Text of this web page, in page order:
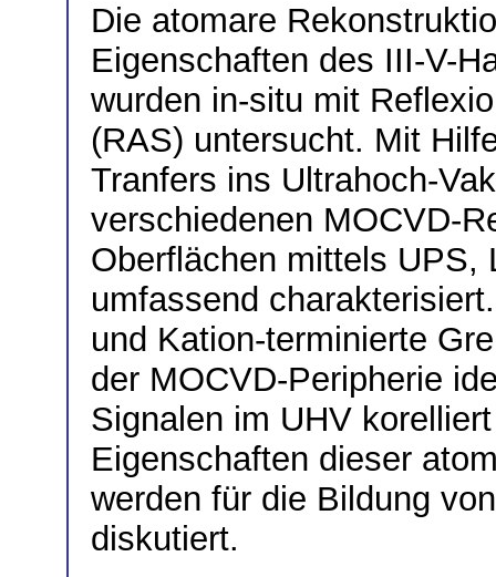
Die atomare
Eigenschaften des III-V-
wurden in-situ mit
(RAS) untersucht. Mit
Tranfers ins Ultrahoch-
verschiedenen MOCVD-
Oberflächen mittels UPS,
umfassend
und Kation-terminierte
der MOCVD-Peripherie
Signalen im UHV
Eigenschaften dieser
werden für die Bildung
diskutiert.